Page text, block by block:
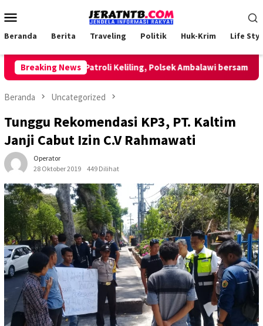
ke
Mobile
Beranda Berita Traveling Politik Huk-Krim Life
Breaking News
Lakukan Patroli Keliling, Polsek Ambalawi bersama TNI
Beranda Uncategorized
Tunggu Rekomendasi KP3, PT. Kaltim
Janji Cabut Izin C.V Rahmawati
Operator
28 Oktober 2019
449 Dilihat